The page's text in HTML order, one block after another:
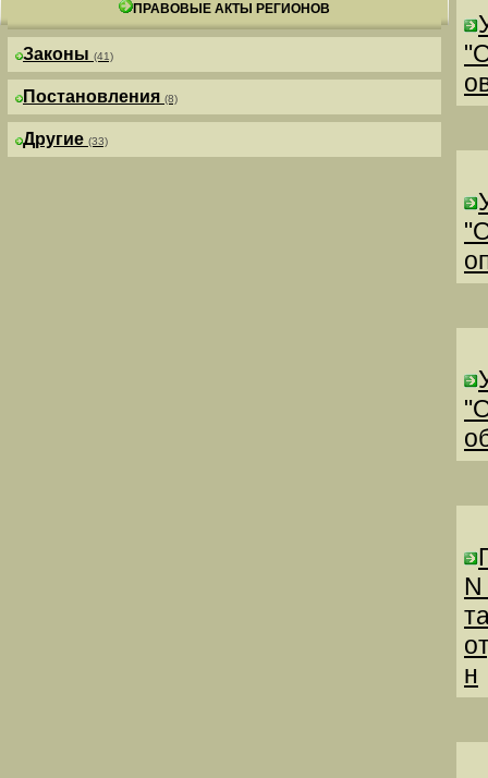
ПРАВОВЫЕ АКТЫ РЕГИОНОВ
Законы (41)
Постановления (8)
Другие (33)
н